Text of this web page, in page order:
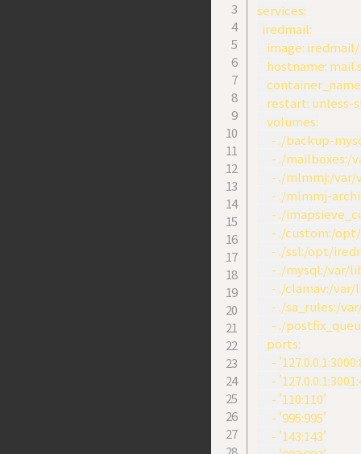
services:
  iredmail:
image:
hostname:
restart:
    volumes:
- ./backup-
- ./
- ./mlmmj:/
- ./mlmmj-
- ./
- ./custom:/
- ./ssl:/opt/
- ./mysql:/
- ./clamav:/
- ./
- ./
    ports:
-
-
      - '110:110'
      - '995:995'
      - '143:143'